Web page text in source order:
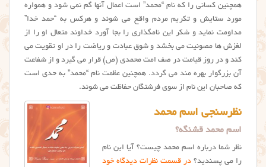
همچنین کسانی را که نام “محمد” است اعمال آنها گم نمی شود و همواره
مورد ستایش و تکریم مردم واقع می شوند و هرکس به “حمد خدا”
مداومت نماید و شکر این نامگذاری را بجا آورد خداوند متعال او را از
لغزش ها مصونیت می بخشد و شوق عبادت و ریاضت را در او تقویت می
کند و در روز قیامت در صف امت محمدی (ص) قرار می گیرد و از شفاعت
آن بزرگوار بهره مند می گردد. همچنین عظمت نام “محمد” به حدی است
که صاحبان این نام از سوی فرشتگان حفاظت می شوند.
نظرسنجی اسم محمد
اسم محمد قشنگه؟
نظر شما درباره اسم محمد چیست؟ آیا این نام
را می پسندید؟ در قسمت نظرات دیدگاه خود